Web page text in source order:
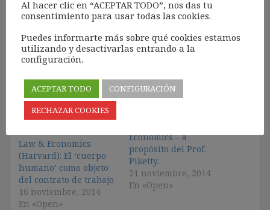
Relacionado
Law & Economics
(Harvard): El ‘cuerpo
humano’ como objeto
del contrato de trabajo
16 noviembre, 2014
En «Open»
La inaplazable
aproximación al
Economics – a
propósito del Prof.
Piketty.
21 noviembre, 2014
En «Open»
Al hacer clic en “ACEPTAR TODO”, nos das tu
consentimiento para usar todas las cookies.
Puedes informarte más sobre qué cookies estamos
utilizando y desactivarlas entrando a la
configuración.
ACEPTAR TODO
CONFIGURACIÓN
RECHAZAR COOKIES